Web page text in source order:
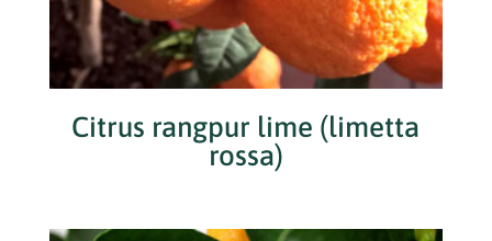
Citrus rangpur lime (limetta
rossa)